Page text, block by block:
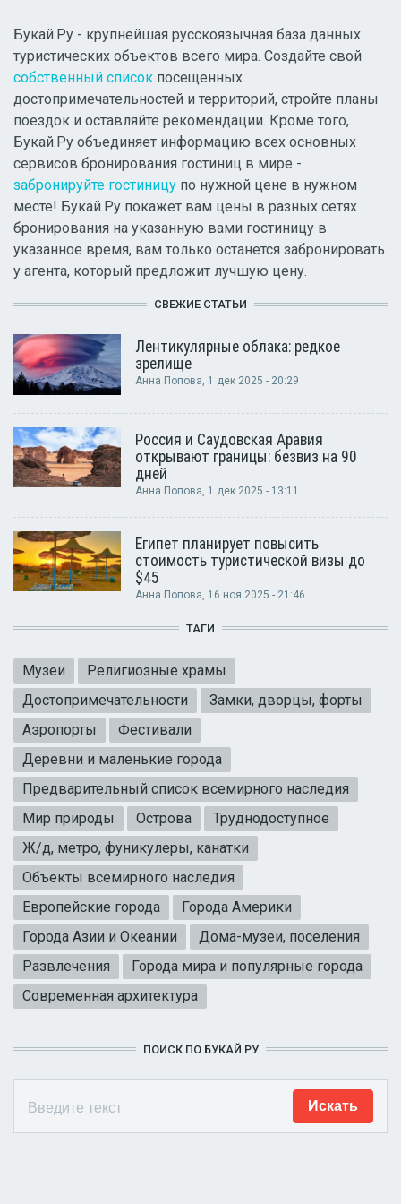
Букай.Ру - крупнейшая русскоязычная база данных
туристических объектов всего мира. Создайте свой
собственный список посещенных
достопримечательностей и территорий, стройте планы
поездок и оставляйте рекомендации. Кроме того,
Букай.Ру объединяет информацию всех основных
сервисов бронирования гостиниц в мире -
забронируйте гостиницу по нужной цене в нужном
месте! Букай.Ру покажет вам цены в разных сетях
бронирования на указанную вами гостиницу в
указанное время, вам только останется забронировать
у агента, который предложит лучшую цену.
СВЕЖИЕ СТАТЬИ
Лентикулярные облака: редкое
зрелище
Анна Попова, 1 дек 2025 - 20:29
Россия и Саудовская Аравия
открывают границы: безвиз на 90
дней
Анна Попова, 1 дек 2025 - 13:11
Египет планирует повысить
стоимость туристической визы до
$45
Анна Попова, 16 ноя 2025 - 21:46
ТАГИ
Музеи
Религиозные храмы
Достопримечательности
Замки, дворцы, форты
Аэропорты
Фестивали
Деревни и маленькие города
Предварительный список всемирного наследия
Мир природы
Острова
Труднодоступное
Ж/д, метро, фуникулеры, канатки
Объекты всемирного наследия
Европейские города
Города Америки
Города Азии и Океании
Дома-музеи, поселения
Развлечения
Города мира и популярные города
Современная архитектура
ПОИСК ПО БУКАЙ.РУ